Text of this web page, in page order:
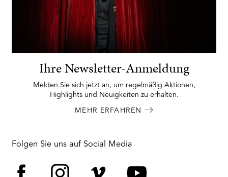
Ihre Newsletter-Anmeldung
Melden Sie sich jetzt an, um regelmäßig Aktionen,
Highlights und Neuigkeiten zu erhalten.
MEHR ERFAHREN
Folgen Sie uns auf Social Media